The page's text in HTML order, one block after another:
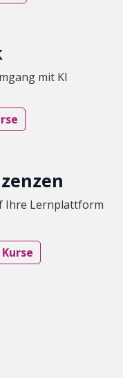
mit KI
Ihre Lernplattform